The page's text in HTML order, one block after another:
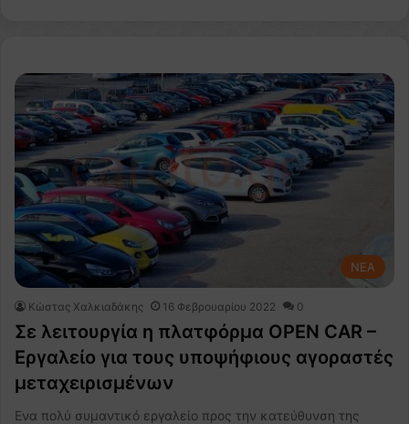
NEA
Κώστας Χαλκιαδάκης 16 Φεβρουαρίου 2022 0
Σε λειτουργία η πλατφόρμα OPEN CAR –
Εργαλείο για τους υποψήφιους αγοραστές
μεταχειρισμένων
Ενα πολύ συμαντικό εργαλείο προς την κατεύθυνση της